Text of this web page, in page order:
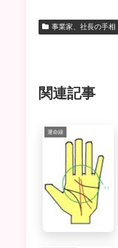
事業家、社長の手相
関連記事
運命線